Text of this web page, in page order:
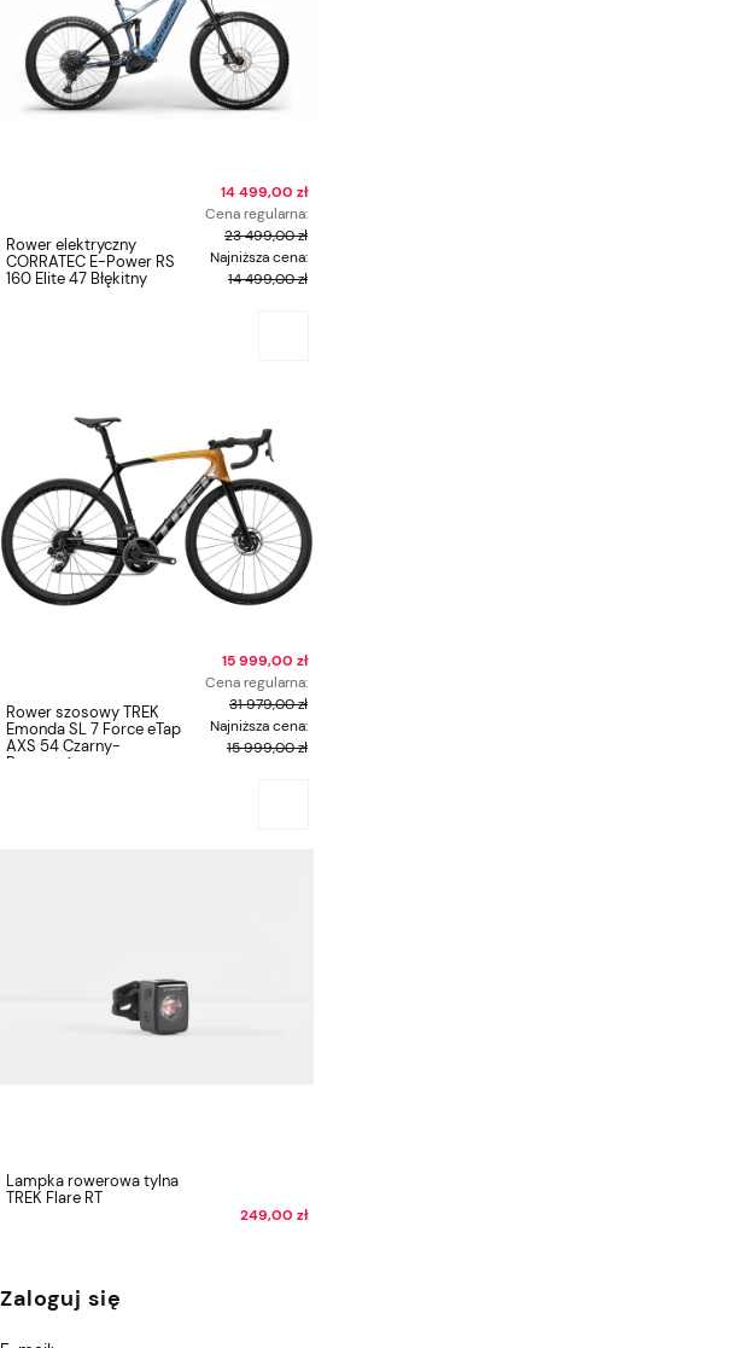
Rower elektryczny
CORRATEC E-Power RS
160 Elite 47 Błękitny
14 499,00 zł
Cena regularna:
23 499,00 zł
Najniższa cena:
14 499,00 zł
Rower szosowy TREK
Emonda SL 7 Force eTap
AXS 54 Czarny-
Pomarańczowy
15 999,00 zł
Cena regularna:
31 979,00 zł
Najniższa cena:
15 999,00 zł
Lampka rowerowa tylna
TREK Flare RT
249,00 zł
Zaloguj się